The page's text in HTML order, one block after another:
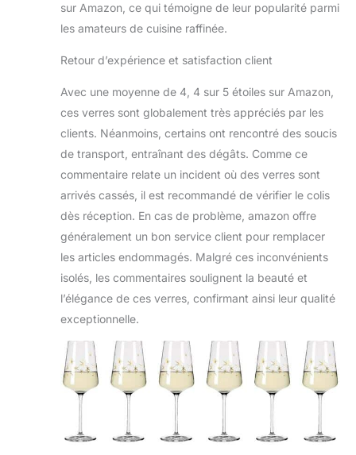
sur Amazon, ce qui témoigne de leur popularité parmi
les amateurs de cuisine raffinée.
Retour d’expérience et satisfaction client
Avec une moyenne de 4, 4 sur 5 étoiles sur Amazon,
ces verres sont globalement très appréciés par les
clients. Néanmoins, certains ont rencontré des soucis
de transport, entraînant des dégâts. Comme ce
commentaire relate un incident où des verres sont
arrivés cassés, il est recommandé de vérifier le colis
dès réception. En cas de problème, amazon offre
généralement un bon service client pour remplacer
les articles endommagés. Malgré ces inconvénients
isolés, les commentaires soulignent la beauté et
l’élégance de ces verres, confirmant ainsi leur qualité
exceptionnelle.